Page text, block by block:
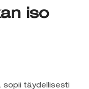
iso
sopii täydellisesti